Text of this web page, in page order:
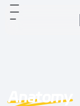
Anatomy